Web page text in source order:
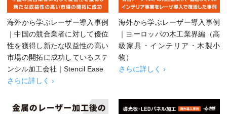
海外から学ぶレーザー導入事例
｜中国の競合業者に対して優位
性を獲得し新たな収益性の高い
市場の開拓に成功しているステ
ンシル加工会社｜Stencil Ease
さらに詳しく ›
海外から学ぶレーザー導入事例
｜ヨーロッパの木工業界編（高
級家具・インテリア・木製小
物）
さらに詳しく ›